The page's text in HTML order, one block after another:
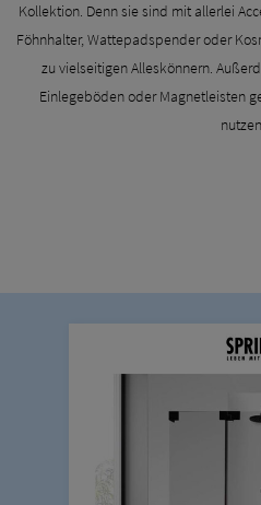
Kollektion. Denn sie sind mit allerlei
Föhnhalter, Wattepadspender oder
zu vielseitigen Alleskönnern.
Einlegeböden oder Magnetleisten